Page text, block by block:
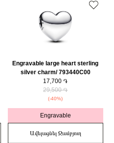
Engravable large heart sterling
silver charm/ 793440C00
17,700 ֏
29,500 ֏
(-40%)
Engravable
Ավելացնել Զամբյուղ